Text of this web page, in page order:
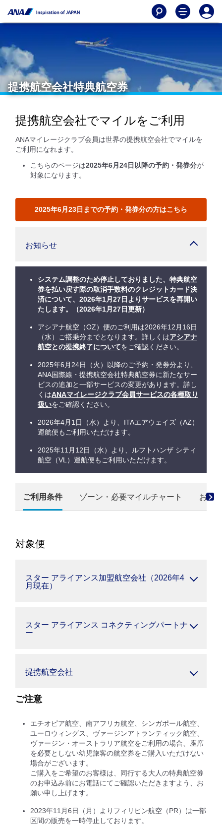
提携航空会社特典航空券
提携航空会社でマイルをご利用
ANAマイレージクラブ会員は世界の提携航空会社でマイルを
ご利用になれます。
こちらのページは2025年6月24日以降の予約・発券分が
対象になります。
2025年6月23日までの予約・発券分の方はこちら
お知らせ
システム調整のため停止しておりました、特典航空
券を払い戻す際の取消手数料のクレジットカード決
済について、2026年1月27日よりサービスを再開い
たします。（2026年1月27日更新）
アシアナ航空（OZ）便のご利用は2026年12月16日
（水）ご搭乗分までとなります。詳しくはアシアナ
航空との提携終了についてをご確認ください。
2025年6月24日（火）以降のご予約・発券分より、
ANA国際線・提携航空会社特典航空券に新たなサー
ビスの追加と一部サービスの変更があります。詳し
くはANAマイレージクラブ会員サービスの各種取り
扱いをご確認ください。
2026年4月1日（水）より、ITAエアウェイズ（AZ）
運航便もご利用いただけます。
2025年11月12日（水）より、ルフトハンザ シティ
航空（VL）運航便もご利用いただけます。
ご利用条件 ゾーン・必要マイルチャート お申
対象便
スター アライアンス加盟航空会社（2026年4
月現在）
スター アライアンス コネクティングパートナ
ー
提携航空会社
ご注意
エチオピア航空、南アフリカ航空、シンガポール航空、
ユーロウィングス、ヴァージンアトランティック航空、
ヴァージン・オーストラリア航空をご利用の場合、座席
を必要としない幼児旅客の航空券をご購入いただけない
場合がございます。
ご購入をご希望のお客様は、同行する大人の特典航空券
のお申込み前にお電話にてご確認いただきますよう、お
願い申し上げます。
2023年11月6日（月）よりフィリピン航空（PR）は一部
区間の販売を一時停止しております。